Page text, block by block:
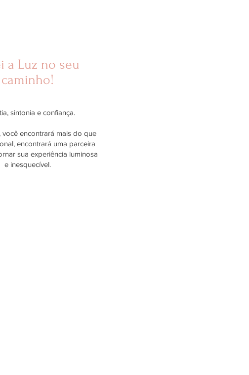
a Luz no seu
caminho!
sintonia e confiança.
você encontrará mais do que
encontrará uma parceira
sua experiência luminosa
e inesquecível.